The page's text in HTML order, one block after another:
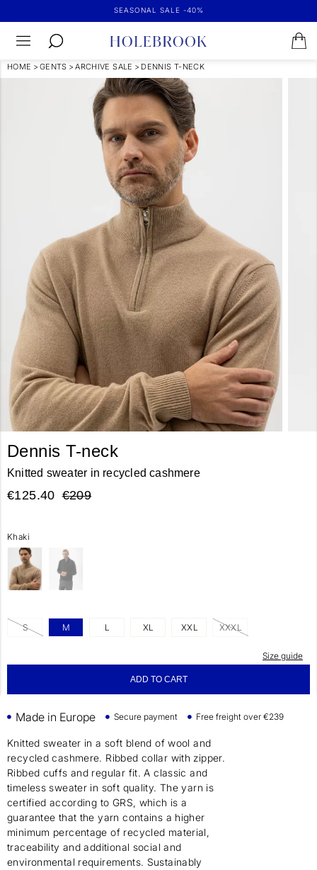
SEASONAL SALE -40%
HOME > GENTS > ARCHIVE SALE > DENNIS T-NECK
Dennis T-neck
Knitted sweater in recycled cashmere
€125.40 €209
Khaki
S M L XL XXL XXXL
Size guide
ADD TO CART
Made in Europe Secure payment Free freight over €239
Knitted sweater in a soft blend of wool and
recycled cashmere. Ribbed collar with zipper.
Ribbed cuffs and regular fit. A classic and
timeless sweater in soft quality. The yarn is
certified according to GRS, which is a
guarantee that the yarn contains a higher
minimum percentage of recycled material,
traceability and additional social and
environmental requirements. Sustainably